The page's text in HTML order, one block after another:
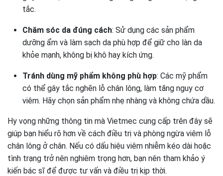
tắc.
Chăm sóc da đúng cách: Sử dụng các sản phẩm
dưỡng ẩm và làm sạch da phù hợp để giữ cho làn da
khỏe mạnh, không bị khô hay kích ứng.
Tránh dùng mỹ phẩm không phù hợp: Các mỹ phẩm
có thể gây tắc nghẽn lỗ chân lông, làm tăng nguy cơ
viêm. Hãy chọn sản phẩm nhẹ nhàng và không chứa dầu.
Hy vọng những thông tin mà Vietmec cung cấp trên đây sẽ
giúp bạn hiểu rõ hơn về cách điều trị và phòng ngừa viêm lỗ
chân lông ở chân. Nếu có dấu hiệu viêm nhiễm kéo dài hoặc
tình trạng trở nên nghiêm trọng hơn, bạn nên tham khảo ý
kiến bác sĩ để được tư vấn và điều trị kịp thời.